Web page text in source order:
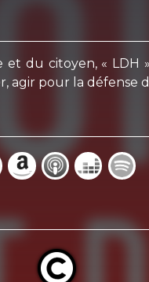
et du citoyen, «
agir pour la défense